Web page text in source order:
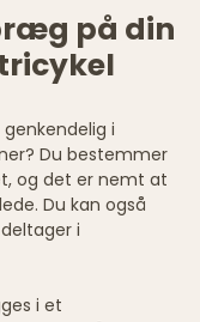
på din
i
Du bestemmer
og det er nemt at
Du kan også
i
i et